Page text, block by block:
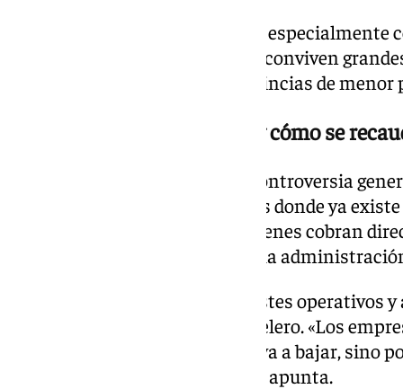
La situación, añade Guevara, es
diversa como Andalucía, donde conviven
como Málaga o Sevilla con provincias de
El gran debate: quién paga y cómo se
Otro de los aspectos que más controversia
la mayoría de destinos europeos donde ya
establecimientos turísticos quienes cobran
y posteriormente lo ingresan a la
Eso, según Guevara, implica costes
rechazo en parte del sector hotelero. «Los
porque crean que el turismo vaya a bajar, sino
costes y cambios tecnológicos», apunta.